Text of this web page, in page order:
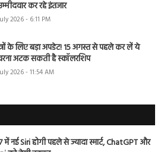
कर रहे इंतजार
2026 - 6:11 PM
के लिए बड़ा अपडेट! 15 अगस्त से पहले कर लें ये
अटक सकती है स्कॉलरशिप
2026 - 11:54 AM
में नई Siri होगी पहले से ज्यादा स्मार्ट, ChatGPT और